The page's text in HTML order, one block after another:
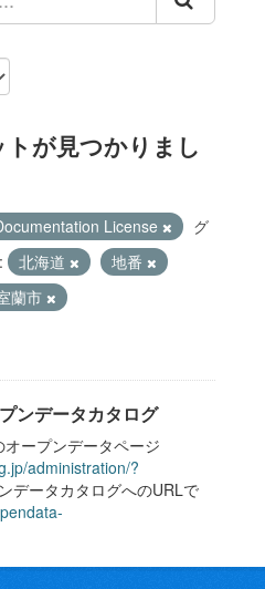
が見つかりまし
License
グ
北海道
地番
蘭市
ンデータカタログ
ープンデータページ
administration/?
データカタログへのURLで